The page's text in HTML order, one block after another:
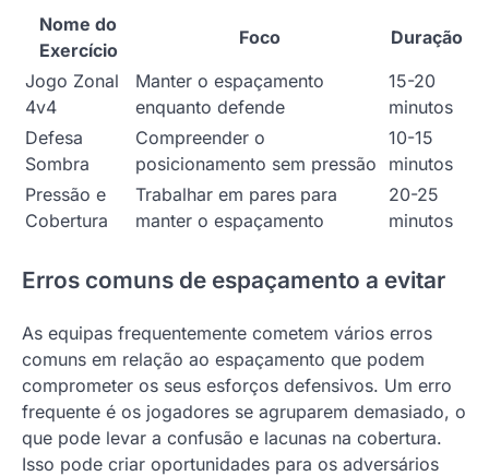
Nome do
Exercício
Foco
Duração
Jogo Zonal
4v4
Manter o espaçamento
enquanto defende
15-20
minutos
Defesa
Sombra
Compreender o
posicionamento sem pressão
10-15
minutos
Pressão e
Cobertura
Trabalhar em pares para
manter o espaçamento
20-25
minutos
Erros comuns de espaçamento a evitar
As equipas frequentemente cometem vários erros
comuns em relação ao espaçamento que podem
comprometer os seus esforços defensivos. Um erro
frequente é os jogadores se agruparem demasiado, o
que pode levar a confusão e lacunas na cobertura.
Isso pode criar oportunidades para os adversários